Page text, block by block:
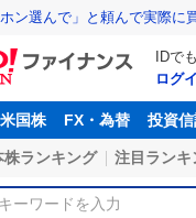
ン選んで」と頼んで実際に
IDで
ログ
米国株 FX・為替 投資
株ランキング 注目ランキ